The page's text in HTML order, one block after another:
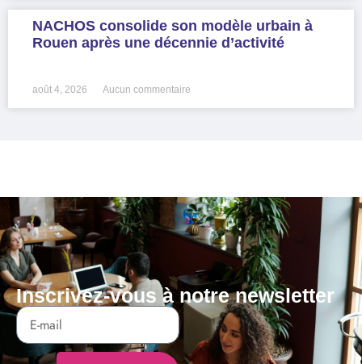
NACHOS consolide son modèle urbain à
Rouen après une décennie d’activité
août 4, 2026 Aucun commentaire
Inscrivez-vous à notre newsletter